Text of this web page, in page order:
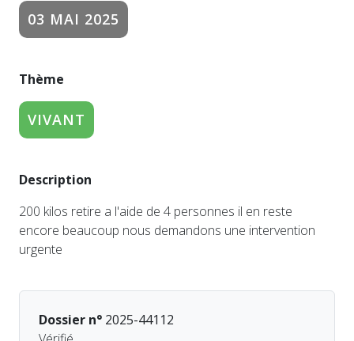
03 MAI 2025
Thème
VIVANT
Description
200 kilos retire a l'aide de 4 personnes il en reste
encore beaucoup nous demandons une intervention
urgente
Dossier n° 2025-44112